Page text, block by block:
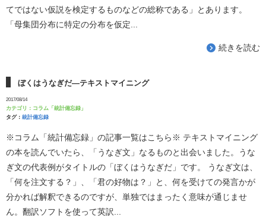
てではない仮説を検定するものなどの総称である」とあります。
「母集団分布に特定の分布を仮定...
続きを読む
ぼくはうなぎだ―テキストマイニング
2017/08/14
カテゴリ： コラム「統計備忘録」
タグ： 統計備忘録
※コラム「統計備忘録」の記事一覧はこちら※ テキストマイニング
の本を読んでいたら、「うなぎ文」なるものと出会いました。うな
ぎ文の代表例がタイトルの「ぼくはうなぎだ」です。 うなぎ文は、
「何を注文する？」、「君の好物は？」と、何を受けての発言かが
分かれば解釈できるのですが、単独ではまったく意味が通じませ
ん。翻訳ソフトを使って英訳...